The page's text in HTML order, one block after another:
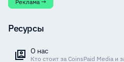
Реклама →
Ресурсы
О нас
Кто стоит за CoinsPaid Media